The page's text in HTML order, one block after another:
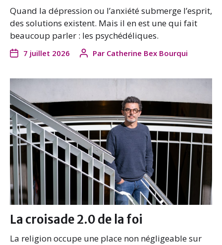
Quand la dépression ou l’anxiété submerge l’esprit,
des solutions existent. Mais il en est une qui fait
beaucoup parler : les psychédéliques.
7 juillet 2026 Par Catherine Bex Bourqui
La croisade 2.0 de la foi
La religion occupe une place non négligeable sur